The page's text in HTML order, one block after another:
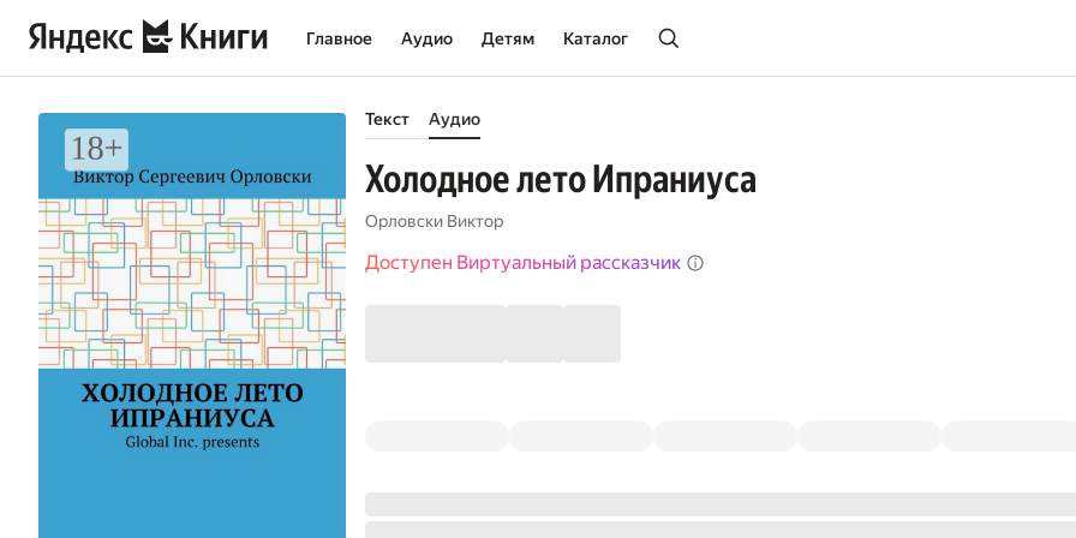
Главное Аудио Детям Каталог
Текст Аудио
Холодное лето Ипраниуса
Орловски Виктор
Доступен Виртуальный рассказчик